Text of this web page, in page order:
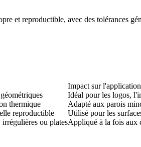
et reproductible, avec des tolérances
Impact sur l'application
Idéal pour les logos,
thermique
Adapté aux parois
reproductible
Utilisé pour les
ou platesAppliqué à la fois aux